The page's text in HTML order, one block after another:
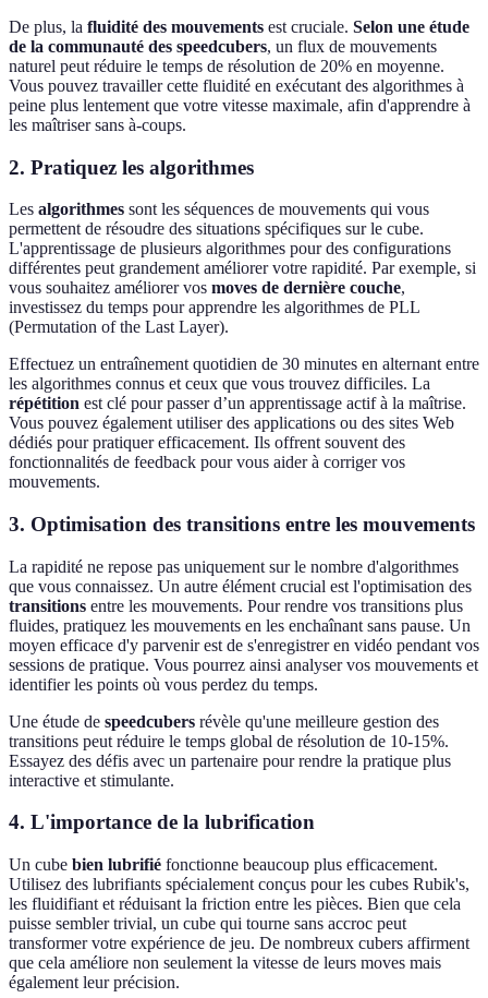
De plus, la fluidité des mouvements est cruciale. Selon une étude
de la communauté des speedcubers, un flux de mouvements
naturel peut réduire le temps de résolution de 20% en moyenne.
Vous pouvez travailler cette fluidité en exécutant des algorithmes à
peine plus lentement que votre vitesse maximale, afin d'apprendre à
les maîtriser sans à-coups.
2. Pratiquez les algorithmes
Les algorithmes sont les séquences de mouvements qui vous
permettent de résoudre des situations spécifiques sur le cube.
L'apprentissage de plusieurs algorithmes pour des configurations
différentes peut grandement améliorer votre rapidité. Par exemple, si
vous souhaitez améliorer vos moves de dernière couche,
investissez du temps pour apprendre les algorithmes de PLL
(Permutation of the Last Layer).
Effectuez un entraînement quotidien de 30 minutes en alternant entre
les algorithmes connus et ceux que vous trouvez difficiles. La
répétition est clé pour passer d’un apprentissage actif à la maîtrise.
Vous pouvez également utiliser des applications ou des sites Web
dédiés pour pratiquer efficacement. Ils offrent souvent des
fonctionnalités de feedback pour vous aider à corriger vos
mouvements.
3. Optimisation des transitions entre les mouvements
La rapidité ne repose pas uniquement sur le nombre d'algorithmes
que vous connaissez. Un autre élément crucial est l'optimisation des
transitions entre les mouvements. Pour rendre vos transitions plus
fluides, pratiquez les mouvements en les enchaînant sans pause. Un
moyen efficace d'y parvenir est de s'enregistrer en vidéo pendant vos
sessions de pratique. Vous pourrez ainsi analyser vos mouvements et
identifier les points où vous perdez du temps.
Une étude de speedcubers révèle qu'une meilleure gestion des
transitions peut réduire le temps global de résolution de 10-15%.
Essayez des défis avec un partenaire pour rendre la pratique plus
interactive et stimulante.
4. L'importance de la lubrification
Un cube bien lubrifié fonctionne beaucoup plus efficacement.
Utilisez des lubrifiants spécialement conçus pour les cubes Rubik's,
les fluidifiant et réduisant la friction entre les pièces. Bien que cela
puisse sembler trivial, un cube qui tourne sans accroc peut
transformer votre expérience de jeu. De nombreux cubers affirment
que cela améliore non seulement la vitesse de leurs moves mais
également leur précision.